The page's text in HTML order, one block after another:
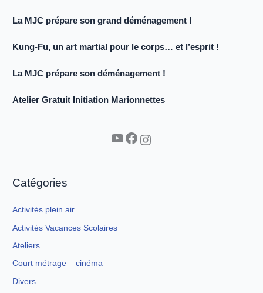
La MJC prépare son grand déménagement !
Kung-Fu, un art martial pour le corps… et l’esprit !
La MJC prépare son déménagement !
Atelier Gratuit Initiation Marionnettes
YouTube Facebook Instagram
Catégories
Activités plein air
Activités Vacances Scolaires
Ateliers
Court métrage – cinéma
Divers